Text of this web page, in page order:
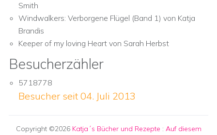
Smith
Windwalkers: Verborgene Flügel (Band 1) von Katja
Brandis
Keeper of my loving Heart von Sarah Herbst
Besucherzähler
5718778
Besucher seit 04. Juli 2013
Copyright ©2026 Katja´s Bücher und Rezepte : Auf diesem